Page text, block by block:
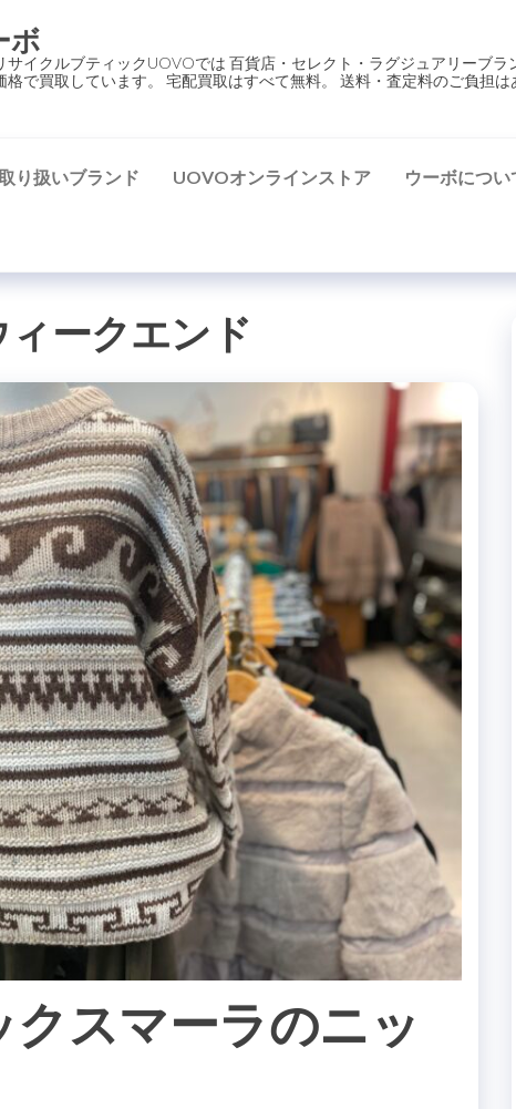
ボ
イクルブティックUOVOでは 百貨店・セレクト・ラグジュアリーブラ
で買取しています。 宅配買取はすべて無料。 送料・査定料のご負担
り扱いブランド UOVOオンラインストア ウーボについ
ィークエンド
スマーラのニッ